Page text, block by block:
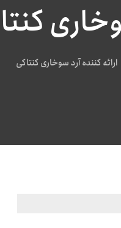
ارائه کننده آرد سوخاری کنتاکی